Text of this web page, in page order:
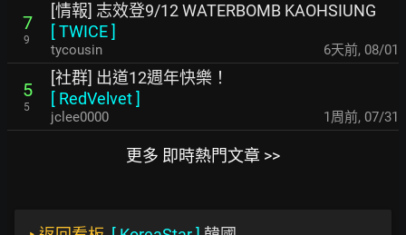
7
9
[情報] 志效登9/12 WATERBOMB KAOHSIUNG
[TWICE]
tycousin 6天前, 08/01
5
5
[社群] 出道12週年快樂！
[ RedVelvet]
jclee0000 1周前, 07/31
更多 即時熱門文章 >>